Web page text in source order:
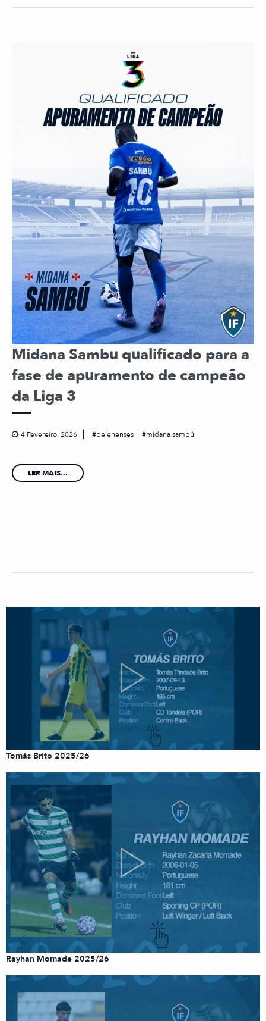
Midana Sambu qualificado para a
fase de apuramento de campeão
da Liga 3
4 Fevereiro, 2026 belenenses midana sambú
LER MAIS...
Tomás Brito 2025/26
Rayhan Momade 2025/26